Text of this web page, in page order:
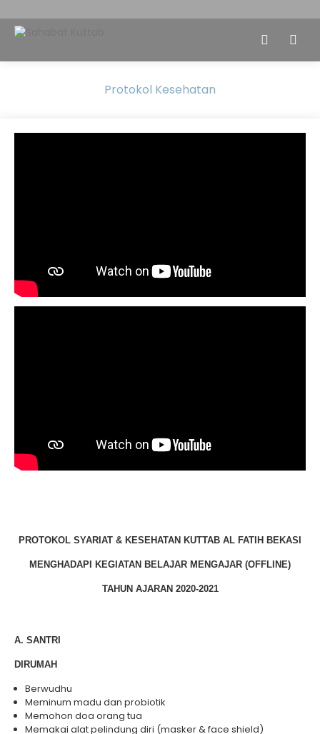
Protokol Kesehatan
PROTOKOL SYARIAT & KESEHATAN KUTTAB AL FATIH BEKASI
MENGHADAPI KEGIATAN BELAJAR MENGAJAR (OFFLINE)
TAHUN AJARAN 2020-2021
A. SANTRI
DIRUMAH
Berwudhu
Meminum madu dan probiotik
Memohon doa orang tua
Memakai alat pelindung diri (masker & face shield)